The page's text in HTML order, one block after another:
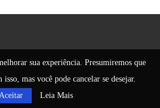
Designed and Developed byPenciDesign
BACK TO TOP
sua experiência. Presumiremos que
isso, mas você pode cancelar se desejar.
Leia Mais